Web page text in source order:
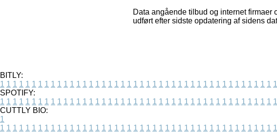
Data angående tilbud og internet
udført efter sidste opdatering af sidens
BITLY:
1 1 1 1 1 1 1 1 1 1 1 1 1 1 1 1 1 1 1 1 1 1 1 1 1 1 1 1 1 1 1 1 1 1 1 1 1 1 1 1 1 1 1 1
SPOTIFY:
1 1 1 1 1 1 1 1 1 1 1 1 1 1 1 1 1 1 1 1 1 1 1 1 1 1 1 1 1 1 1 1 1 1 1 1 1 1 1 1 1 1 1 1
CUTTLY BIO:
1
1 1 1 1 1 1 1 1 1 1 1 1 1 1 1 1 1 1 1 1 1 1 1 1 1 1 1 1 1 1 1 1 1 1 1 1 1 1 1 1 1 1 1 1